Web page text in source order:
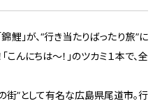
」が、“行き当たりばったり旅”に
こんにちは～！」のツカミ１本で、全
街”として有名な広島県尾道市。行